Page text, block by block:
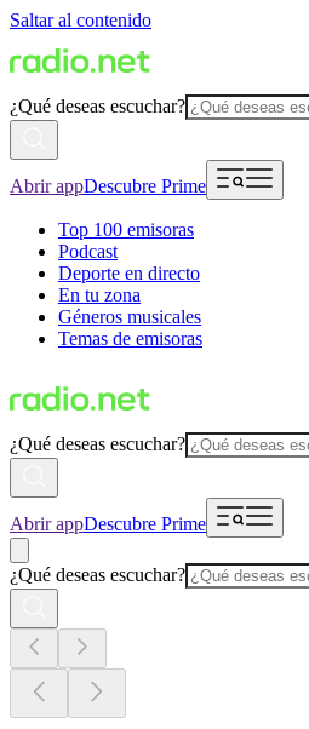
Saltar al contenido
¿Qué deseas escuchar?
Abrir appDescubre Prime
Top 100 emisoras
Podcast
Deporte en directo
En tu zona
Géneros musicales
Temas de emisoras
¿Qué deseas escuchar?
Abrir appDescubre Prime
¿Qué deseas escuchar?